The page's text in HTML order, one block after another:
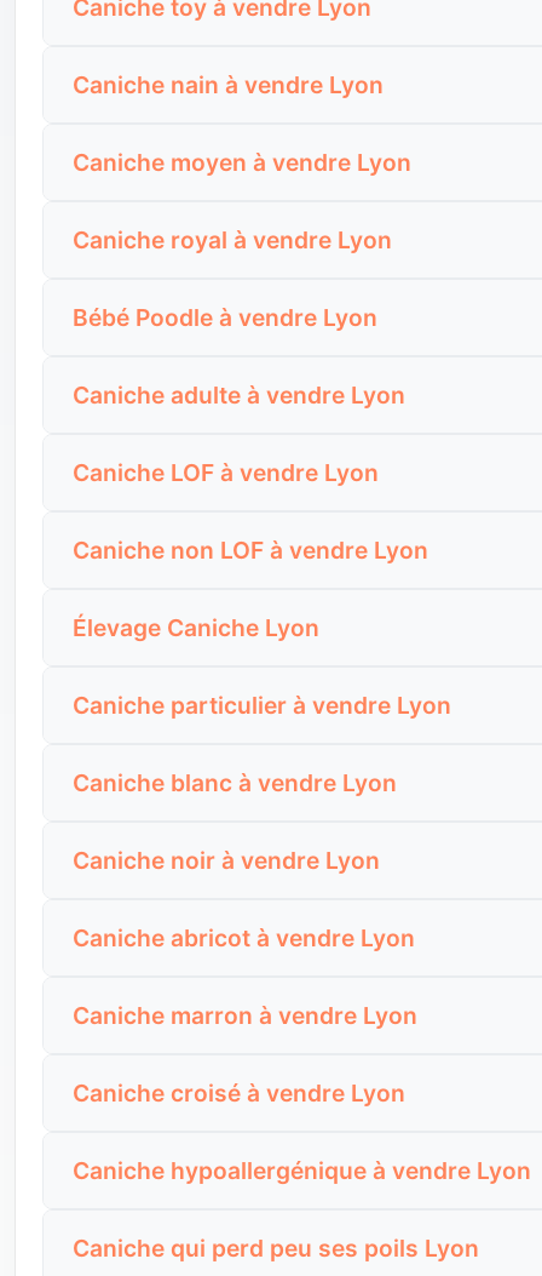
intéressant, mais il peut aussi cacher une
Comparez ce qui est réellement inclus :
Caniche toy à vendre Lyon
elle impose de vérifier la fragilité, la
Demandez son poids, sa taille estimée adulte,
Caniche nain à vendre Lyon
foyers qui veulent un chien interactif sans gérer
Avant l’achat, vérifiez son énergie, ses
Caniche moyen à vendre Lyon
appartement si ses besoins sont respectés.
Demandez son niveau d’activité, son
Caniche royal à vendre Lyon
de la place, des sorties sérieuses, une vraie
Demandez son poids, sa taille, sa marche en
Bébé Poodle à vendre Lyon
guider par l’apparence et d’oublier les
Une annonce solide doit donner des
Caniche adulte à vendre Lyon
connus. Pour un acheteur qui veut éviter les
Demandez pourquoi il est vendu, depuis
Caniche LOF à vendre Lyon
remplace pas l’évaluation du chien réel :
Demandez les informations de filiation,
Caniche non LOF à vendre Lyon
présenté comme une certitude sans information
Demandez si le chien est Caniche, croisé ou
Élevage Caniche Lyon
les annonces trop rapides. Pour un chien aussi
Regardez si les chiots sont socialisés,
Caniche particulier à vendre Lyon
être encore plus attentif aux informations
Demandez pourquoi le chien est vendu,
Caniche blanc à vendre Lyon
nœuds, salissures, irritations et coupe adaptée.
Demandez des photos récentes, l’état des
Caniche noir à vendre Lyon
le chien à la lumière naturelle et donner des
Regardez surtout le comportement : propreté,
Caniche abricot à vendre Lyon
santé, l’éducation, les documents ou la stabilité
Avant de vous déplacer, vérifiez
Caniche marron à vendre Lyon
pelage, comportement et santé.
Demandez si la couleur est bien visible en
Caniche croisé à vendre Lyon
perte de poils ou le caractère sans preuve ni
Demandez l’âge, le poids, la taille estimée,
Caniche hypoallergénique à vendre Lyon
personnes le tolèrent mieux, d’autres réagissent
Caniche qui perd peu ses poils Lyon